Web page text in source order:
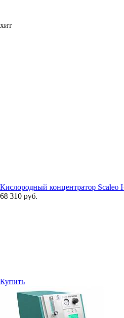
хит
Кислородный концентратор Scaleo
68 310 руб.
Купить